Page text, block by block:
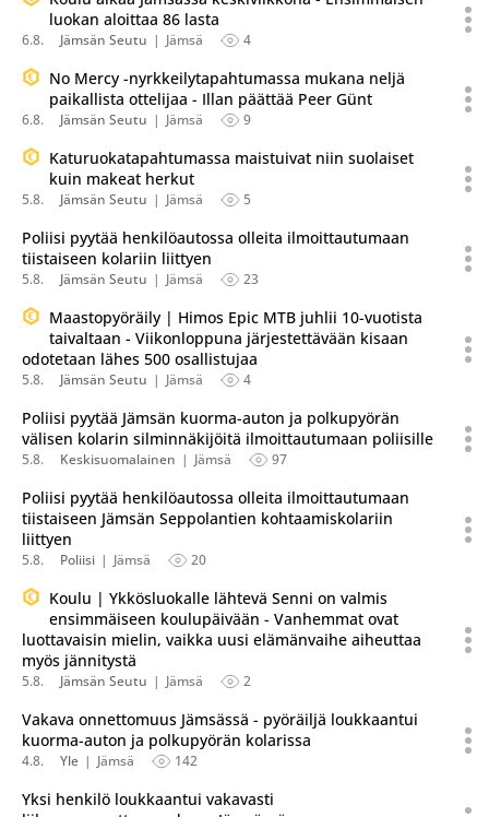
luokan aloittaa 86 lasta
6.8. Jämsän Seutu Jämsä 4
No Mercy -nyrkkeilytapahtumassa mukana neljä
paikallista ottelijaa - Illan päättää Peer Günt
6.8. Jämsän Seutu Jämsä 9
Katuruokatapahtumassa maistuivat niin suolaiset
kuin makeat herkut
5.8. Jämsän Seutu Jämsä 5
Poliisi pyytää henkilöautossa olleita ilmoittautumaan
tiistaiseen kolariin liittyen
5.8. Jämsän Seutu Jämsä 23
Maastopyöräily | Himos Epic MTB juhlii 10-vuotista
taivaltaan - Viikonloppuna järjestettävään kisaan
odotetaan lähes 500 osallistujaa
5.8. Jämsän Seutu Jämsä 4
Poliisi pyytää Jämsän kuorma-auton ja polkupyörän
välisen kolarin silminnäkijöitä ilmoittautumaan poliisille
5.8. Keskisuomalainen Jämsä 97
Poliisi pyytää henkilöautossa olleita ilmoittautumaan
tiistaiseen Jämsän Seppolantien kohtaamiskolariin
liittyen
5.8. Poliisi Jämsä 20
Koulu | Ykkösluokalle lähtevä Senni on valmis
ensimmäiseen koulupäivään - Vanhemmat ovat
luottavaisin mielin, vaikka uusi elämänvaihe aiheuttaa
myös jännitystä
5.8. Jämsän Seutu Jämsä 2
Vakava onnettomuus Jämsässä - pyöräiljä loukkaantui
kuorma-auton ja polkupyörän kolarissa
4.8. Yle Jämsä 142
Yksi henkilö loukkaantui vakavasti